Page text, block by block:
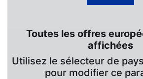
Toutes les offres
affichées
Utilisez le sélecteur de
pour modifier ce